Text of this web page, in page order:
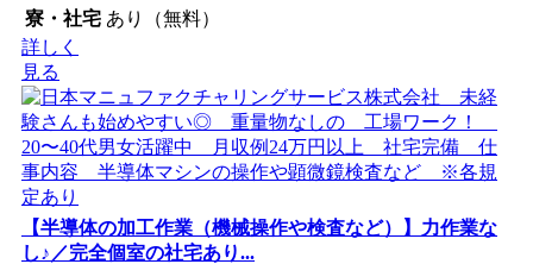
寮・社宅 あり（無料）
詳しく
見る
【半導体の加工作業（機械操作や検査など）】力作業な
し♪／完全個室の社宅あり...